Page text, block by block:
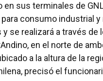
en sus terminales de
consumo industrial y
y se realizará a través de
en el norte de
a la altura de la
precisó el